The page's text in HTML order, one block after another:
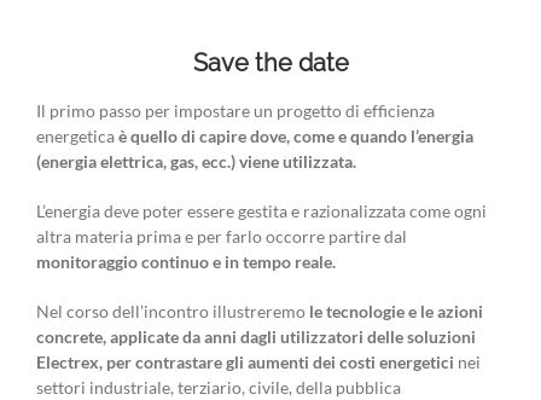
Save the date
Il primo passo per impostare un progetto di efficienza
energeticaè quello di capire dove, come e quando l’energia
(energia elettrica, gas, ecc.) viene utilizzata.
L’energia deve poter essere gestita e razionalizzata come ogni
altra materia prima e per farlo occorre partire dal
monitoraggio continuo e in tempo reale.
Nel corso dell’incontro illustreremo le tecnologie e le azioni
concrete, applicate da anni dagli utilizzatori delle soluzioni
Electrex, per contrastare gli aumenti dei costi energetici nei
settori industriale, terziario, civile, della pubblica